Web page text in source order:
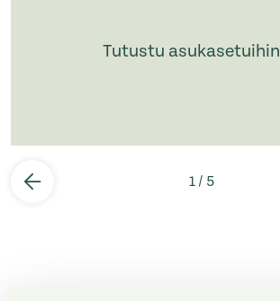
Tutustu asukasetuihin
1 / 5